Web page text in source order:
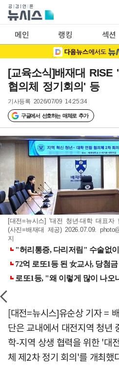
메인 랭킹 섹션
[교육소식]배재대 RISE
협의체 정기회의' 등
기사등록 2026/07/09 14:25:34
구글에서 선호하는 매체로 추가
[대전=뉴시스] '대전 청년·대학 대표
(사진=배재대 제공) 2026.07.09.
지
[대전=뉴시스]유순상 기자 =
단은 교내에서 대전지역 청년
학-지역 상생 협력을 위한 '대
체 제2차 정기 회의'를 개최했